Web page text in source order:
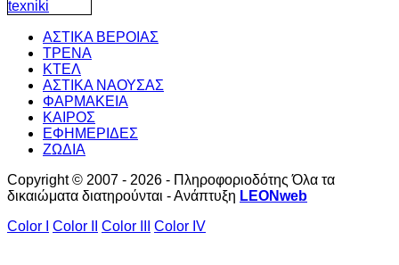
ΑΣΤΙΚΑ ΒΕΡΟΙΑΣ
ΤΡΕΝΑ
ΚΤΕΛ
ΑΣΤΙΚΑ ΝΑΟΥΣΑΣ
ΦΑΡΜΑΚΕΙΑ
ΚΑΙΡΟΣ
ΕΦΗΜΕΡΙΔΕΣ
ΖΩΔΙΑ
Copyright © 2007 - 2026 - Πληροφοριοδότης Όλα τα
δικαιώματα διατηρούνται - Ανάπτυξη LEONweb
Color I
Color II Color III Color IV